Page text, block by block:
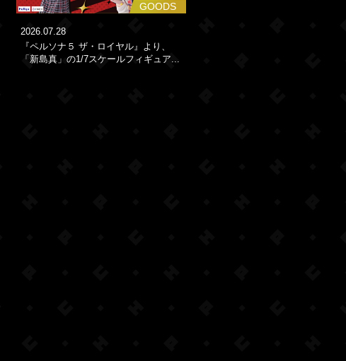
GOODS
2026.07.28
『ペルソナ５ ザ・ロイヤル』より、
「新島真」の1/7スケールフィギュア...